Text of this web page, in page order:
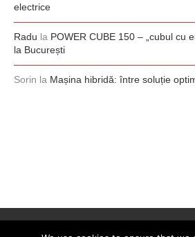
electrice
Radu la POWER CUBE 150 – „cubul cu
la București
Sorin la Mașina hibridă: între soluție